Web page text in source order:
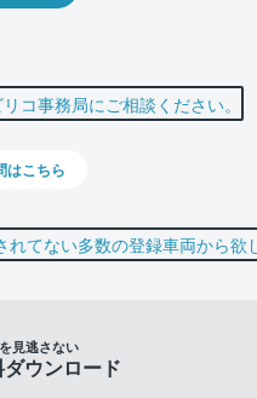
はこちら
見逃さない
ウンロード